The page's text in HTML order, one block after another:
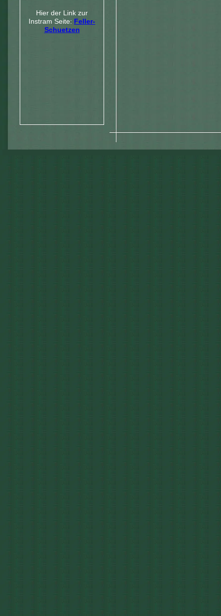
Hier der Link zur
Instram Seite: Feller-
Schuetzen